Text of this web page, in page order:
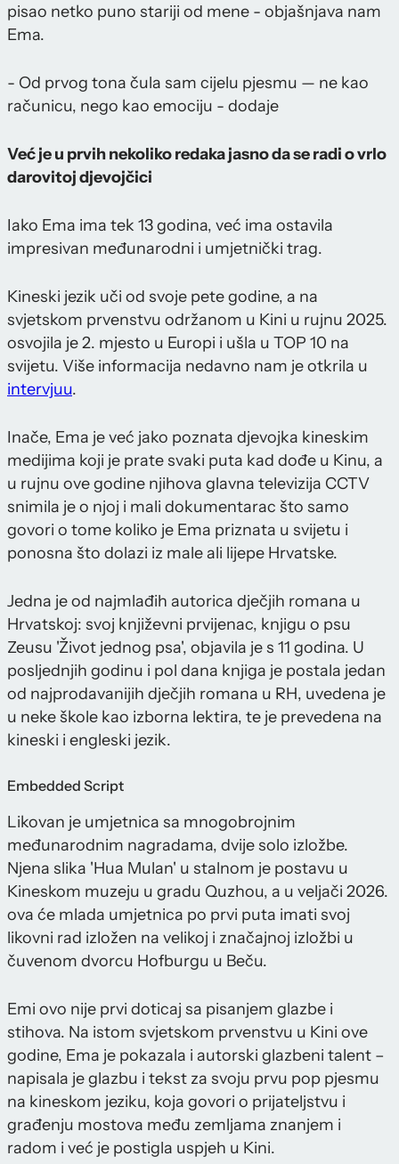
pisao netko puno stariji od mene - objašnjava nam
Ema.
- Od prvog tona čula sam cijelu pjesmu — ne kao
računicu, nego kao emociju - dodaje
Već je u prvih nekoliko redaka jasno da se radi o vrlo
darovitoj djevojčici
Iako Ema ima tek 13 godina, već ima ostavila
impresivan međunarodni i umjetnički trag.
Kineski jezik uči od svoje pete godine, a na
svjetskom prvenstvu održanom u Kini u rujnu 2025.
osvojila je 2. mjesto u Europi i ušla u TOP 10 na
svijetu. Više informacija nedavno nam je otkrila u
intervjuu.
Inače, Ema je već jako poznata djevojka kineskim
medijima koji je prate svaki puta kad dođe u Kinu, a
u rujnu ove godine njihova glavna televizija CCTV
snimila je o njoj i mali dokumentarac što samo
govori o tome koliko je Ema priznata u svijetu i
ponosna što dolazi iz male ali lijepe Hrvatske.
Jedna je od najmlađih autorica dječjih romana u
Hrvatskoj: svoj književni prvijenac, knjigu o psu
Zeusu 'Život jednog psa', objavila je s 11 godina. U
posljednjih godinu i pol dana knjiga je postala jedan
od najprodavanijih dječjih romana u RH, uvedena je
u neke škole kao izborna lektira, te je prevedena na
kineski i engleski jezik.
Embedded Script
Likovan je umjetnica sa mnogobrojnim
međunarodnim nagradama, dvije solo izložbe.
Njena slika 'Hua Mulan' u stalnom je postavu u
Kineskom muzeju u gradu Quzhou, a u veljači 2026.
ova će mlada umjetnica po prvi puta imati svoj
likovni rad izložen na velikoj i značajnoj izložbi u
čuvenom dvorcu Hofburgu u Beču.
Emi ovo nije prvi doticaj sa pisanjem glazbe i
stihova. Na istom svjetskom prvenstvu u Kini ove
godine, Ema je pokazala i autorski glazbeni talent –
napisala je glazbu i tekst za svoju prvu pop pjesmu
na kineskom jeziku, koja govori o prijateljstvu i
građenju mostova među zemljama znanjem i
radom i već je postigla uspjeh u Kini.